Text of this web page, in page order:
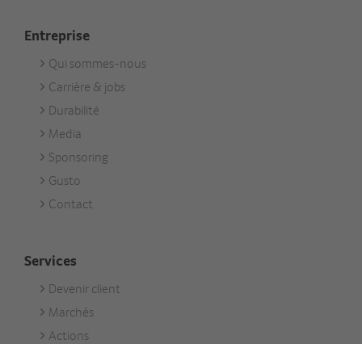
Entreprise
Footer
Unternehmen
Qui sommes-nous
Carrière & jobs
Durabilité
Media
Sponsoring
Gusto
Contact
Services
Footer
Services
Devenir client
Marchés
Actions